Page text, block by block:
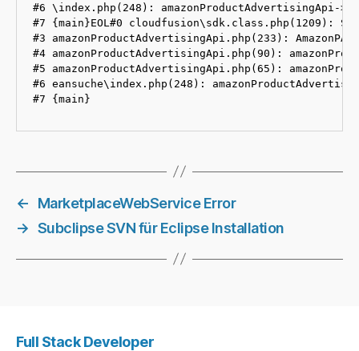
#6 \index.php(248): amazonProductAdvertisingApi-
#7 {main}EOL#0 cloudfusion\sdk.class.php(1209):
#3 amazonProductAdvertisingApi.php(233):
#4 amazonProductAdvertisingApi.php(90):
#5 amazonProductAdvertisingApi.php(65):
#6 eansuche\index.php(248):
#7 {main}
←
MarketplaceWebService Error
→ Subclipse SVN für Eclipse Installation
Full Stack Developer